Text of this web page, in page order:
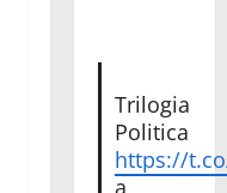
Trilogia
Politica
https://